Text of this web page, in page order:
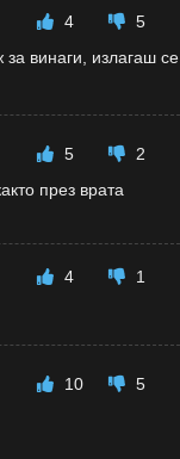
4
5
винаги, излагаш се
5
2
през врата
4
1
10
5